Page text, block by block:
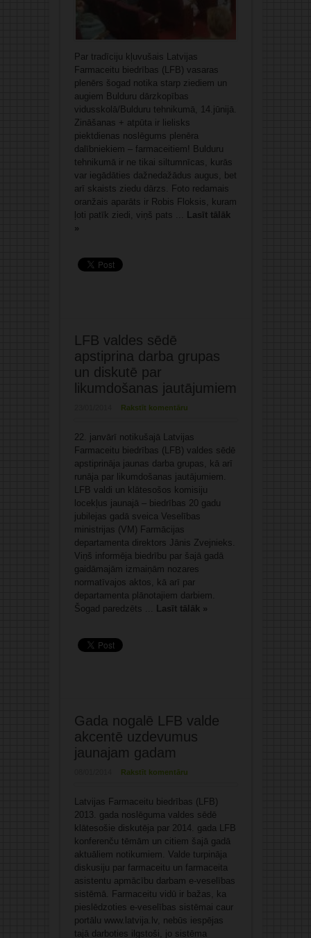
Par tradīciju kļuvušais Latvijas
Farmaceitu biedrības (LFB) vasaras
plenērs šogad notika starp ziediem un
augiem Bulduru dārzkopības
vidusskolā/Bulduru tehnikumā, 14.jūnijā.
Zināšanas + atpūta ir lielisks
piektdienas noslēgums plenēra
dalībniekiem – farmaceitiem! Bulduru
tehnikumā ir ne tikai siltumnīcas, kurās
var iegādāties dažnedažādus augus, bet
arī skaists ziedu dārzs. Foto redamais
oranžais aparāts ir Robis Floksis, kuram
ļoti patīk ziedi, viņš pats ... Lasīt tālāk
»
LFB valdes sēdē
apstiprina darba grupas
un diskutē par
likumdošanas jautājumiem
Rakstīt komentāru
22. janvārī notikušajā Latvijas
Farmaceitu biedrības (LFB) valdes sēdē
apstiprināja jaunas darba grupas, kā arī
runāja par likumdošanas jautājumiem.
LFB valdi un klātesošos komisiju
locekļus jaunajā – biedrības 20 gadu
jubilejas gadā sveica Veselības
ministrijas (VM) Farmācijas
departamenta direktors Jānis Zvejnieks.
Viņš informēja biedrību par šajā gadā
gaidāmajām izmaiņām nozares
normatīvajos aktos, kā arī par
departamenta plānotajiem darbiem.
Šogad paredzēts ... Lasīt tālāk »
Gada nogalē LFB valde
akcentē uzdevumus
jaunajam gadam
Rakstīt komentāru
Latvijas Farmaceitu biedrības (LFB)
2013. gada noslēguma valdes sēdē
klātesošie diskutēja par 2014. gada LFB
konferenču tēmām un citiem šajā gadā
aktuāliem notikumiem. Valde turpināja
diskusiju par farmaceitu un farmaceita
asistentu apmācību darbam e-veselības
sistēmā. Farmaceitu vidū ir bažas, ka
pieslēdzoties e-veselības sistēmai caur
portālu www.latvija.lv, nebūs iespējas
tajā darboties ilgstoši, jo sistēma